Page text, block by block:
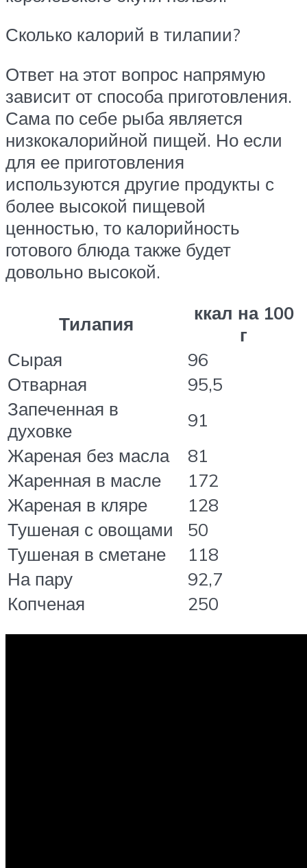
Сколько калорий в тилапии?
Ответ на этот вопрос напрямую
зависит от способа приготовления.
Сама по себе рыба является
низкокалорийной пищей. Но если
для ее приготовления
используются другие продукты с
более высокой пищевой
ценностью, то калорийность
готового блюда также будет
довольно высокой.
Тилапия
ккал на 100
г
Сырая
96
Отварная
95,5
Запеченная в
духовке
91
Жареная без масла
81
Жаренная в масле
172
Жареная в кляре
128
Тушеная с овощами
50
Тушеная в сметане
118
На пару
92,7
Копченая
250